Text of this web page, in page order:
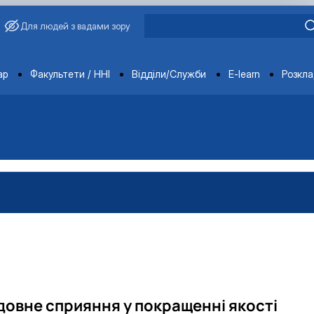
Для людей з вадами зору
Факультети / ННІ Відділи/Служби E-learn
сприяння у покращенні якості